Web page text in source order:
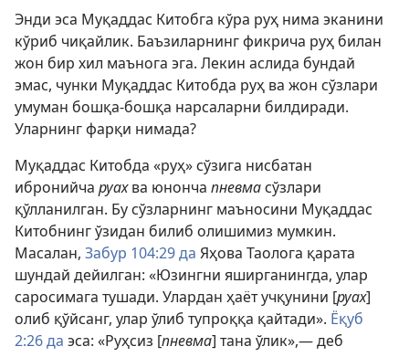
Энди эса Муқаддас Китобга кўра руҳ нима эканини
кўриб чиқайлик. Баъзиларнинг фикрича руҳ билан
жон бир хил маънога эга. Лекин аслида бундай
эмас, чунки Муқаддас Китобда руҳ ва жон сўзлари
умуман бошқа-бошқа нарсаларни билдиради.
Уларнинг фарқи нимада?
Муқаддас Китобда «руҳ» сўзига нисбатан
ибронийча руахва юнонча пневмасўзлари
қўлланилган. Бу сўзларнинг маъносини Муқаддас
Китобнинг ўзидан билиб олишимиз мумкин.
Масалан, Забур 104:29 да Яҳова Таолога қарата
шундай дейилган: «Юзингни яширганингда, улар
саросимага тушади. Улардан ҳаёт учқунини [руах]
олиб қўйсанг, улар ўлиб тупроққа қайтади». Ёқуб
2:26 да эса: «Руҳсиз [пневма] тана ўлик»,— деб